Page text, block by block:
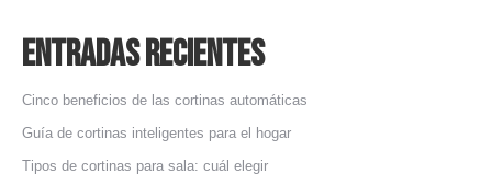
Entradas Recientes
Cinco beneficios de las cortinas automáticas
Guía de cortinas inteligentes para el hogar
Tipos de cortinas para sala: cuál elegir